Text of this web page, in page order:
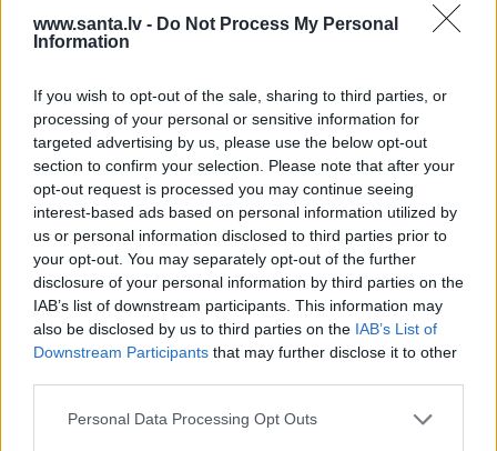
www.santa.lv - Do Not Process My Personal
Information
If you wish to opt-out of the sale, sharing to third parties, or
processing of your personal or sensitive information for
targeted advertising by us, please use the below opt-out
section to confirm your selection. Please note that after your
opt-out request is processed you may continue seeing
interest-based ads based on personal information utilized by
us or personal information disclosed to third parties prior to
your opt-out. You may separately opt-out of the further
disclosure of your personal information by third parties on the
IAB’s list of downstream participants. This information may
also be disclosed by us to third parties on the IAB’s List of
Downstream Participants that may further disclose it to other
Personal Data Processing Opt Outs
Brūsa Vilisa sieva atklāj, par ko šovasar
jutusies vainīga sava slimā vīra priekšā
ATTIECĪBAS